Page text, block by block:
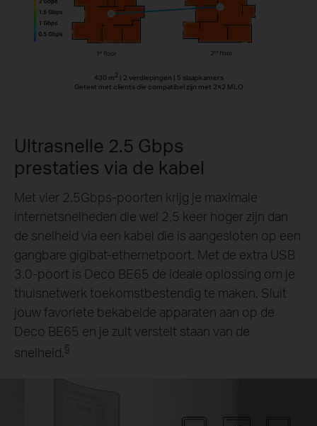
430 m2| 2 verdiepingen | 5 slaapkamers
Getest met clients die compatibel zijn met 2×2 MLO
Ultrasnelle 2.5 Gbps
prestaties via de kabel
Met vier 2.5Gbps-poorten krijg je maximale
internetsnelheden die wel 2,5 keer hoger zijn dan
de snelheid via een kabel die is aangesloten op een
gangbare gigibat-ethernetpoort. Met de extra USB
3.0-poort is Deco BE65 de ideale oplossing om je
thuisnetwerk toekomstbestendig te maken. Sluit
jouw favoriete bekabelde apparaten aan op de
Deco BE65 en je zult verstelt staan van de
snelheid.§